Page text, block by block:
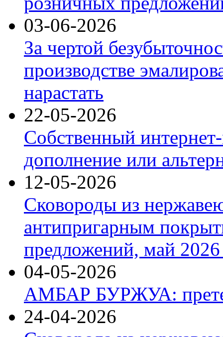
03-06-2026
За чертой
производстве
нарастать
22-05-2026
Собственный
дополнение или
12-05-2026
Сковороды из
антипригарным
предложений, май 2026
04-05-2026
АМБАР БУРЖУА:
24-04-2026